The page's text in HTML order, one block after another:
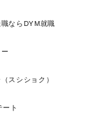
ならDYM就職
スシショク）
ート